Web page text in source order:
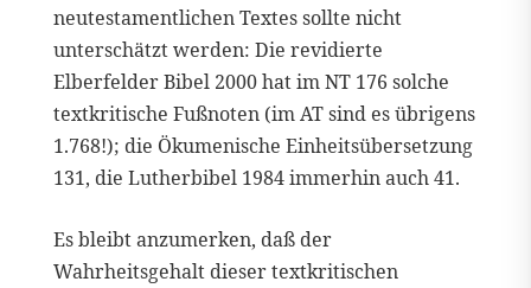
neutestamentlichen Textes sollte nicht
unterschätzt werden: Die revidierte
Elberfelder Bibel 2000 hat im NT 176 solche
textkritische Fußnoten (im AT sind es übrigens
1.768!); die Ökumenische Einheitsübersetzung
131, die Lutherbibel 1984 immerhin auch 41.
Es bleibt anzumerken, daß der
Wahrheitsgehalt dieser textkritischen